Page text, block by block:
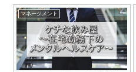
ず説明...
マネージメント